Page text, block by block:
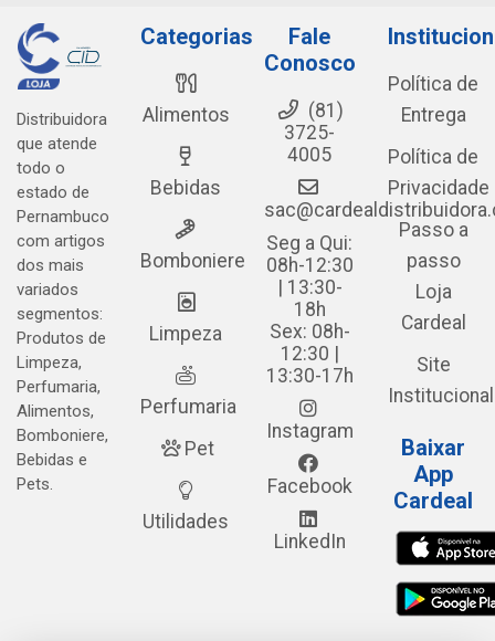
Distribuidora
que atende
todo o
estado de
Pernambuco
com artigos
dos mais
variados
segmentos:
Produtos de
Limpeza,
Perfumaria,
Alimentos,
Bomboniere,
Bebidas e
Pets.
Categorias
Alimentos
Bebidas
Bomboniere
Limpeza
Perfumaria
Pet
Utilidades
Fale
Conosco
(81)
3725-
4005
Seg a Qui:
08h-12:30
| 13:30-
18h
Sex: 08h-
12:30 |
13:30-17h
Instagram
Facebook
LinkedIn
Política de
Entrega
Política de
Privacidade
Passo a
passo
Loja
Cardeal
Site
Institucional
Baixar
App
Cardeal